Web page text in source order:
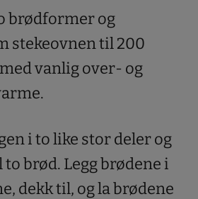
brødformer og
stekeovnen til 200
vanlig over- og
i to like stor deler og
brød. Legg brødene i
dekk til, og la brødene